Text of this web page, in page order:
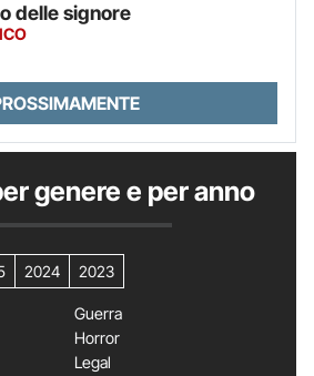
delle signore
genere e per anno
2024 2023
Guerra
Horror
Legal